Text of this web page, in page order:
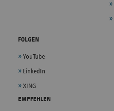
FOLGEN
YouTube
LinkedIn
XING
EMPFEHLEN